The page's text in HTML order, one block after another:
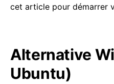
cet article pour démarrer
Alternative
Ubuntu)